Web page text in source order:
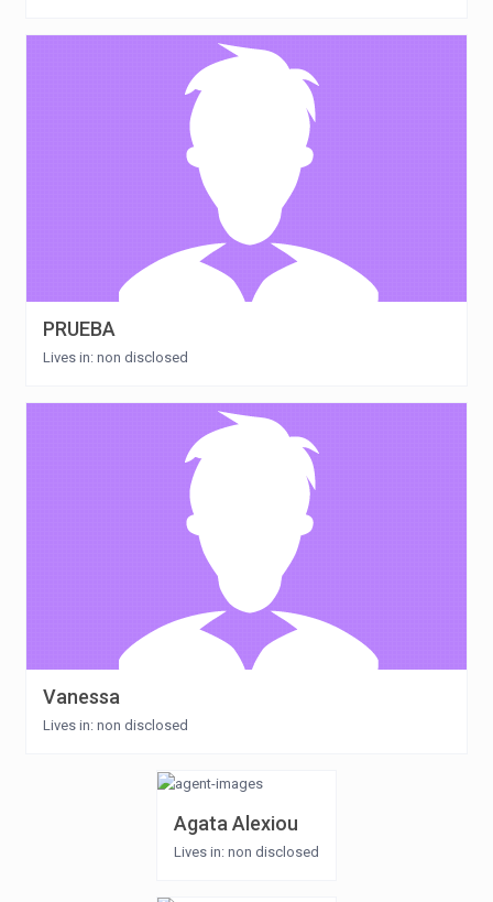
PRUEBA
Lives in: non disclosed
Vanessa
Lives in: non disclosed
Agata Alexiou
Lives in: non disclosed